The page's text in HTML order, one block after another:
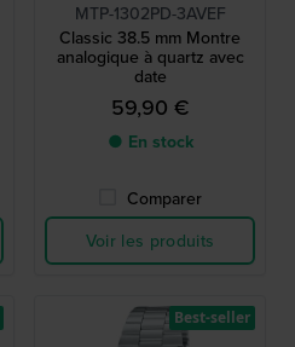
MTP-1302PD-3AVEF
Classic 38.5 mm Montre
analogique à quartz avec
date
59,90 €
● En stock
Comparer
Voir les produits
Best-seller